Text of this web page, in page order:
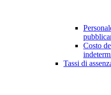
Costo
Tassi di